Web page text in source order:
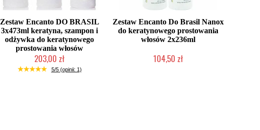
Zestaw Encanto DO BRASIL
3x473ml keratyna, szampon i
odżywka do keratynowego
prostowania włosów
203,00 zł
Duża ilość (wysyłka w 24h)
5/5 (opinii: 1)
Zestaw Encanto Do Brasil Nanox
do keratynowego prostowania
włosów 2x236ml
104,50 zł